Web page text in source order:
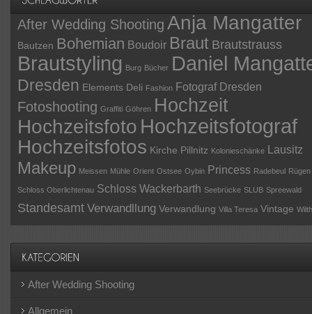
After Wedding Shooting Anja Mangatter
Bautzen Bohemian Boudoir Braut Brautstrauss
Brautstyling Burg Bücher Daniel
Dresden Elements Deli Fashion Fotograf Dresden
Fotoshooting Graffiti Göhren Hochzeit
Hochzeitsfoto Hochzeitsfotograf
Hochzeitsfotos Kirche Pillnitz Kolonieschänke Lausitz
Makeup Meissen Mühle Orient Ostsee Oybin Princess Radebeul Rügen
Schloss Oberlichtenau Schloss Wackerbarth Seebrücke SLUB Spreewald
Standesamt Verwandllung Verwandlung Villa Teresa Vintage
After Wedding Shooting
Allgemein